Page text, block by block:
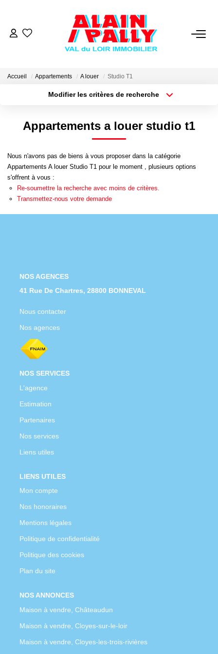
VENTE
LOCATION
DERNIERES VENTES
NOS AGENCES
Qui Sommes Nous
Accueil Appartements A louer Studio T1
Modifier les critères de recherche
Sélectionnez...
Type de bien
Budget max Plus de critères
Appartements a louer studio t1
Nous n'avons pas de biens à vous proposer dans la catégorie
Appartements A louer Studio T1 pour le moment , plusieurs options
s'offrent à vous :
Re-soumettre la recherche avec moins de critères.
Transmettez-nous votre demande
NOS AGENCES
41 Rue De Chartres, 28800 BONNEVAL
Nous contacter
Nos agences
NOS SERVICES
L'agence
Estimation
Partenaires
Nos services
Liens utiles
LIENS UTILES
Mon compte
Nos honoraires
Mentions légales
Politique de confidentialité
Politique des cookies
Plan du site
NOS ANNONCES
Maison à vendre, Châteaudun
Maison à vendre, Cloyes-sur-le-loir
Maison à vendre, Cloyes-les-trois-rivières